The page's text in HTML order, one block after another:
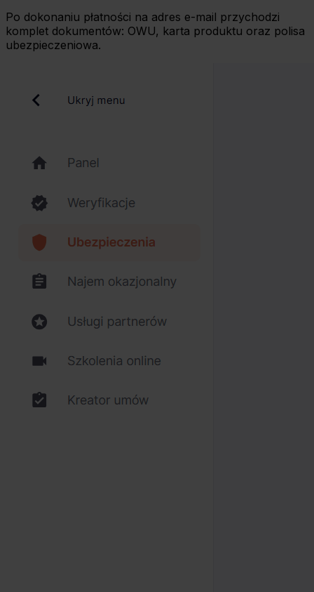
Po dokonaniu płatności na adres e-mail przychodzi
komplet dokumentów: OWU, karta produktu oraz polisa
ubezpieczeniowa.